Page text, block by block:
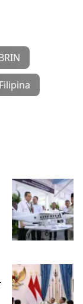
Filipina